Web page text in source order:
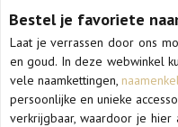
Bestel je favoriete
Laat je verrassen door ons
en goud. In deze webwinkel
vele naamkettingen,
persoonlijke en unieke
verkrijgbaar, waardoor je